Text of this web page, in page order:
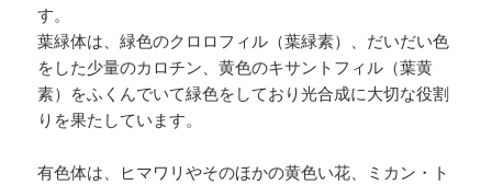
す。
葉緑体は、緑色のクロロフィル（葉緑素）、だいだい色
をした少量のカロチン、黄色のキサントフィル（葉黄
素）をふくんでいて緑色をしており光合成に大切な役割
りを果たしています。
有色体は、ヒマワリやそのほかの黄色い花、ミカン・ト